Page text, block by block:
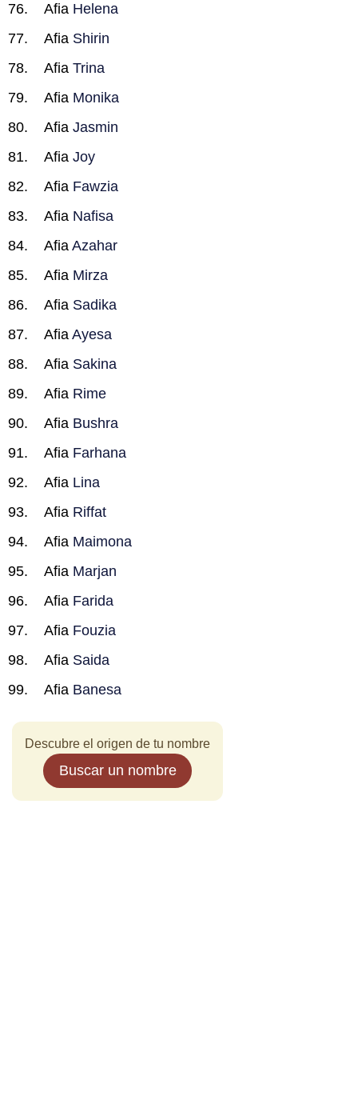
Afia Helena
Afia Shirin
Afia Trina
Afia Monika
Afia Jasmin
Afia Joy
Afia Fawzia
Afia Nafisa
Afia Azahar
Afia Mirza
Afia Sadika
Afia Ayesa
Afia Sakina
Afia Rime
Afia Bushra
Afia Farhana
Afia Lina
Afia Riffat
Afia Maimona
Afia Marjan
Afia Farida
Afia Fouzia
Afia Saida
Afia Banesa
Descubre el origen de tu nombre
Buscar un nombre